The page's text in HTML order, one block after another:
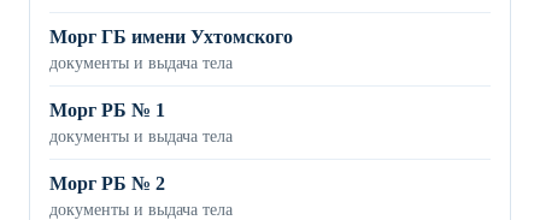
Морг ГБ имени Ухтомского
документы и выдача тела
Морг РБ № 1
документы и выдача тела
Морг РБ № 2
документы и выдача тела